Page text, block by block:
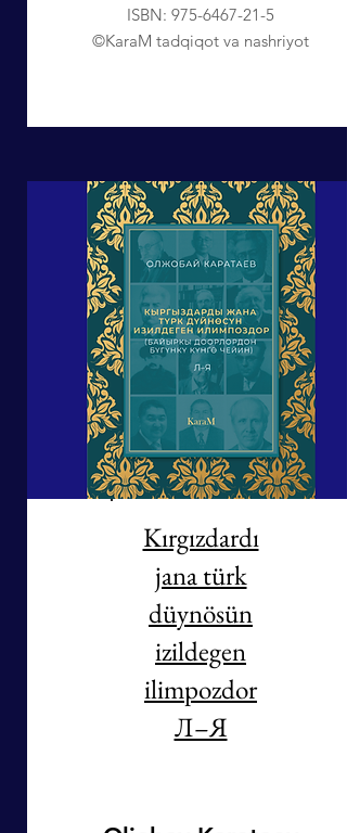
ISBN: 975-6467-21-5
©KaraM tadqiqot va nashriyot
Kırgızdardı
jana türk
düynösün
izildegen
ilimpozdor
Л–Я